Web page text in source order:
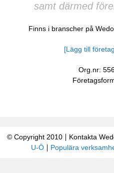
samt därmed
Finns i branscher på
[Lägg till
Org.nr:
© Copyright 2010 Kontakta
U-Ö
Populära